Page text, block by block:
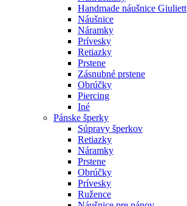
Handmade náušnice Giuliett
Náušnice
Náramky
Prívesky
Retiazky
Prstene
Zásnubné prstene
Obrúčky
Piercing
Iné
Pánske šperky
Súpravy šperkov
Retiazky
Náramky
Prstene
Obrúčky
Prívesky
Ružence